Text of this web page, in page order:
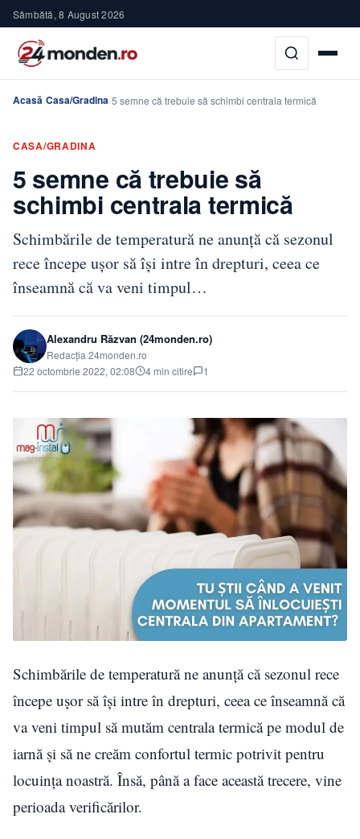
Sâmbătă, 8 August 2026
Acasă›Casa/Gradina›5 semne că trebuie să schimbi centrala termică
CASA/GRADINA
5 semne că trebuie să
schimbi centrala termică
Schimbările de temperatură ne anunță că sezonul
rece începe ușor să își intre în drepturi, ceea ce
înseamnă că va veni timpul…
Alexandru Răzvan (24monden.ro)
Redacția 24monden.ro
22 octombrie 2022, 02:08
4 min citire 1
Schimbările de temperatură ne anunță că sezonul rece
începe ușor să își intre în drepturi, ceea ce înseamnă că
va veni timpul să mutăm centrala termică pe modul de
iarnă și să ne creăm confortul termic potrivit pentru
locuința noastră. Însă, până a face această trecere, vine
perioada verificărilor.